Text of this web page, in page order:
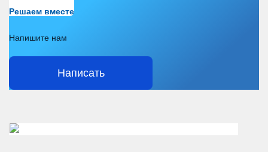
Решаем вместе
Напишите нам
Написать